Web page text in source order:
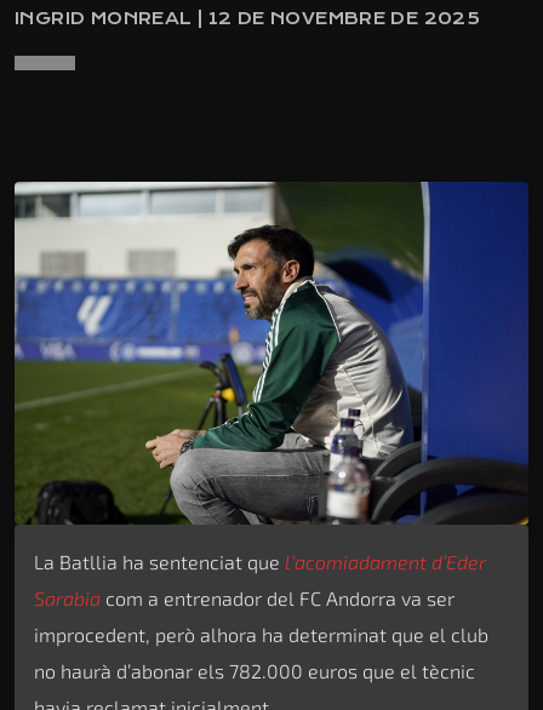
INGRID MONREAL | 12 DE NOVEMBRE DE 2025
La Batllia ha sentenciat que l’acomiadament d’Eder
Sarabia com a entrenador del FC Andorra va ser
improcedent, però alhora ha determinat que el club
no haurà d’abonar els 782.000 euros que el tècnic